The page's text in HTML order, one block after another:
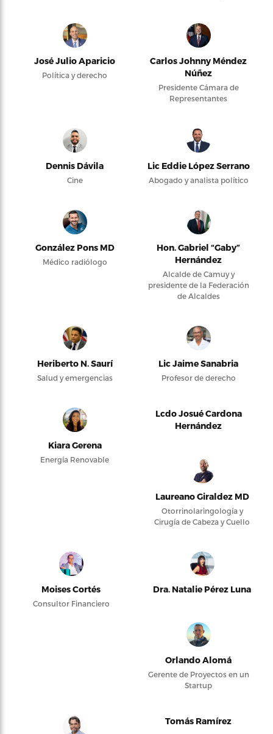
José Julio Aparicio
Política y derecho
Carlos Johnny Méndez
Núñez
Presidente Cámara de
Representantes
Dennis Dávila
Cine
Lic Eddie López Serrano
Abogado y analista político
González Pons MD
Médico radiólogo
Hon. Gabriel “Gaby”
Hernández
Alcalde de Camuy y
presidente de la Federación
de Alcaldes
Heriberto N. Saurí
Salud y emergencias
Lic Jaime Sanabria
Profesor de derecho
Kiara Gerena
Energía Renovable
Lcdo Josué Cardona
Hernández
Laureano Giraldez MD
Otorrinolaringología y
Cirugía de Cabeza y Cuello
Moises Cortés
Consultor Financiero
Dra. Natalie Pérez Luna
Orlando Alomá
Gerente de Proyectos en un
Startup
Tomás Ramírez